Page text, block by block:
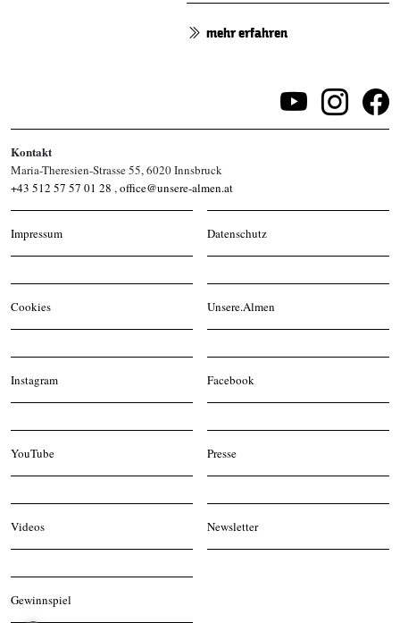
mehr erfahren
Kontakt
Maria-Theresien-Strasse 55, 6020 Innsbruck
+43 512 57 57 01 28 ,office@unsere-almen.at
Impressum Datenschutz
Cookies Unsere.Almen
Instagram Facebook
YouTube Presse
Videos Newsletter
Gewinnspiel